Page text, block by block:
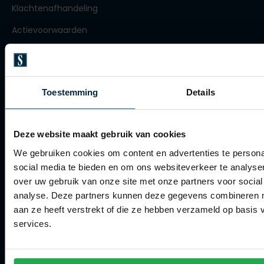
Toestemming Details
Deze website maakt gebruik van cookies
We gebruiken cookies om content en advertenties te
social media te bieden en om ons websiteverkeer te
over uw gebruik van onze site met onze partners voor
analyse. Deze partners kunnen deze gegevens combineren
aan ze heeft verstrekt of die ze hebben verzameld op basis
services.
Olymp
Pierre Cardin
Portofino
Profuomo
Rehab
Replay
Reset
Klachtenafhandeling
Actievoorwaarden
Artikelonderhoud
Winkel
Openingstijden
Contact winkel
Contact webshop
Spierings Herenmode